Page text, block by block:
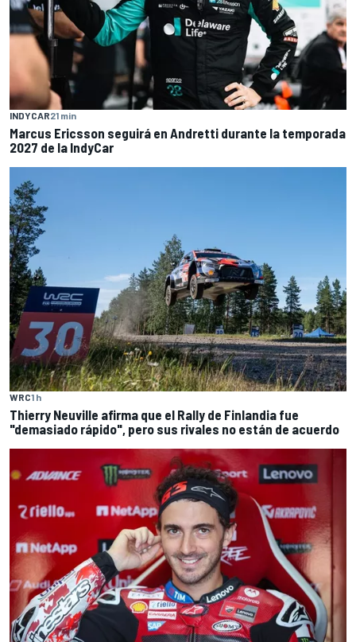
INDYCAR21 min
Marcus Ericsson seguirá en Andretti durante la temporada
2027 de la IndyCar
WRC1 h
Thierry Neuville afirma que el Rally de Finlandia fue
"demasiado rápido", pero sus rivales no están de acuerdo